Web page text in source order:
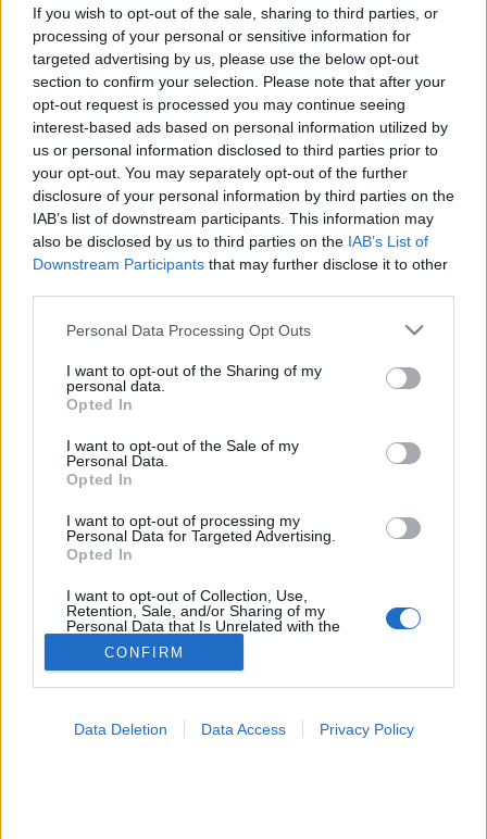
If you wish to opt-out of the sale, sharing to third parties, or
processing of your personal or sensitive information for
targeted advertising by us, please use the below opt-out
section to confirm your selection. Please note that after your
opt-out request is processed you may continue seeing
interest-based ads based on personal information utilized by
us or personal information disclosed to third parties prior to
your opt-out. You may separately opt-out of the further
disclosure of your personal information by third parties on the
IAB’s list of downstream participants. This information may
also be disclosed by us to third parties on the IAB’s List of
Downstream Participants that may further disclose it to other
Please note that this website/app uses one or more Google
not limited to your visit or usage behaviour. You may click to
grant or deny consent to Google and its third-party tags to
use your data for below specified purposes in below Google
consent section.
Personal Data Processing Opt Outs
I want to opt-out of the Sharing of my
personal data.
Opted In
I want to opt-out of the Sale of my
Personal Data.
Opted In
I want to opt-out of processing my
Personal Data for Targeted Advertising.
Opted In
I want to opt-out of Collection, Use,
Retention, Sale, and/or Sharing of my
Personal Data that Is Unrelated with the
Purposes for which it was collected.
Opted Out
CONFIRM
Data Deletion Data Access Privacy Policy
Hírek
2026. július 07. 12:34